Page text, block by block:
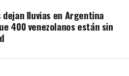
lluvias en Argentina
400 venezolanos están sin